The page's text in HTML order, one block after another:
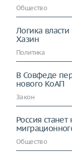
Общество
Логика
Хазин
Политика
В Совфеде
нового КоАП
Закон
Россия
Общество